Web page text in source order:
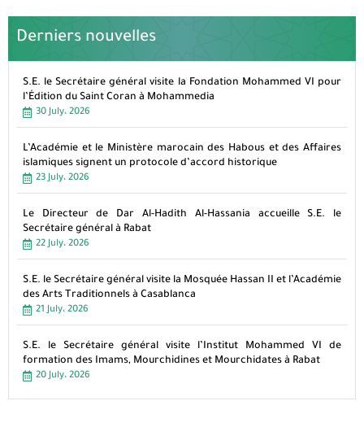
Derniers nouvelles
S.E. le Secrétaire général visite la Fondation Mohammed VI pour
l’Édition du Saint Coran à Mohammedia
30 July، 2026
L’Académie et le Ministère marocain des Habous et des Affaires
islamiques signent un protocole d’accord historique
23 July، 2026
Le Directeur de Dar Al-Hadith Al-Hassania accueille S.E. le
Secrétaire général à Rabat
22 July، 2026
S.E. le Secrétaire général visite la Mosquée Hassan II et l’Académie
des Arts Traditionnels à Casablanca
21 July، 2026
S.E. le Secrétaire général visite l’Institut Mohammed VI de
formation des Imams, Mourchidines et Mourchidates à Rabat
20 July، 2026